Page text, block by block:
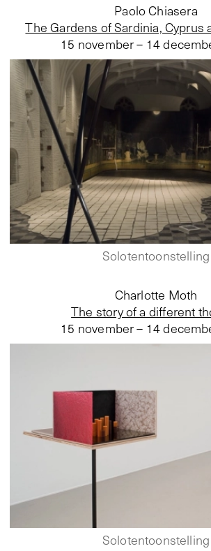
The Gardens of Sardinia, Cyprus
Paolo Chiasera
15 november – 14
Solotentoonstelling
The story of a different
Charlotte Moth
15 november – 14
Solotentoonstelling